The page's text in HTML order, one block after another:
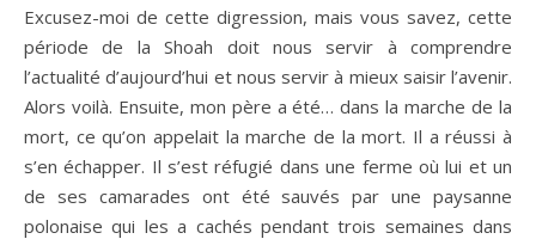
Excusez-moi de cette digression, mais vous savez, cette
période de la Shoah doit nous servir à comprendre
l’actualité d’aujourd’hui et nous servir à mieux saisir l’avenir.
Alors voilà. Ensuite, mon père a été… dans la marche de la
mort, ce qu’on appelait la marche de la mort. Il a réussi à
s’en échapper. Il s’est réfugié dans une ferme où lui et un
de ses camarades ont été sauvés par une paysanne
polonaise qui les a cachés pendant trois semaines dans